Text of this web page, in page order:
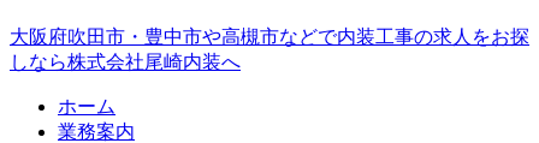
大阪府吹田市・豊中市や高槻市などで内装工事の求人をお探
しなら株式会社尾崎内装へ
ホーム
業務案内